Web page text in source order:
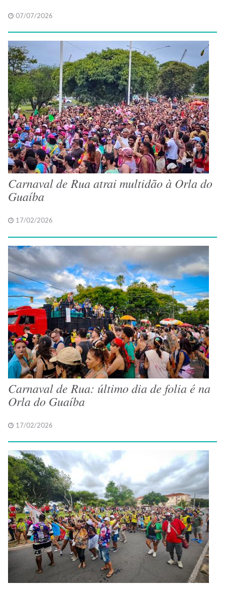
07/07/2026
Carnaval de Rua atrai multidão à Orla do
Guaíba
17/02/2026
Carnaval de Rua: último dia de folia é na
Orla do Guaíba
17/02/2026